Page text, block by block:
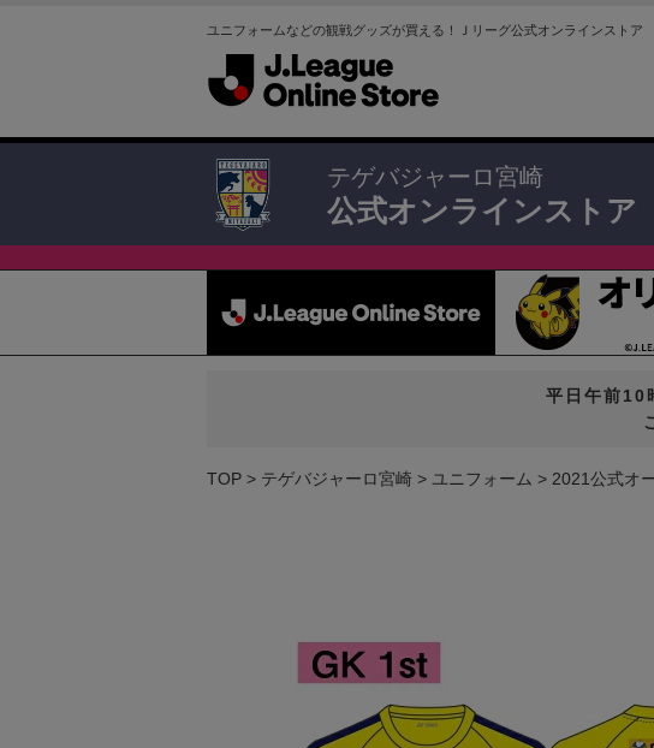
ユニフォームなどの観戦グッズが買える！Ｊリーグ公式オンラインストア
テゲバジャーロ宮崎
公式オンラインストア
平日午前10
TOP テゲバジャーロ宮崎 ユニフォーム 2021公式オ